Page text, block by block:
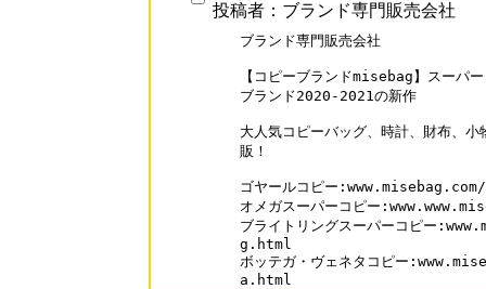
投稿者：ブランド専門販売会社
ブランド専門販売会社
【コピーブランドmisebag】スーパ
ブランド2020-2021の新作
大人気コピーバッグ、時計、財布、
販！
ゴヤールコピー
オメガスーパーコピー
ブライトリングスーパーコピー
g.html
ボッテガ・ヴェネタコピー
a.html